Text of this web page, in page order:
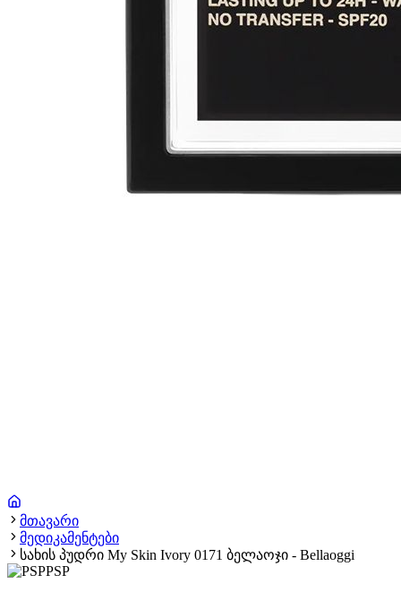
მთავარი
მედიკამენტები
სახის პუდრი My Skin Ivory 0171 ბელაოჯი - Bellaoggi
PSP